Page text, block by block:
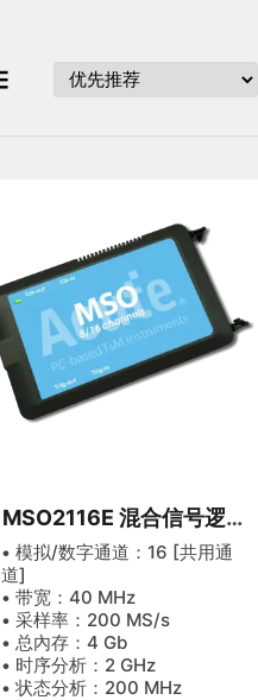
MSO2116E 混合信号逻辑
分析仪
• 模拟/数字通道：16 [共用通
道]
• 带宽：40 MHz
• 采样率：200 MS/s
• 总內存：4 Gb
• 时序分析：2 GHz
• 状态分析：200 MHz